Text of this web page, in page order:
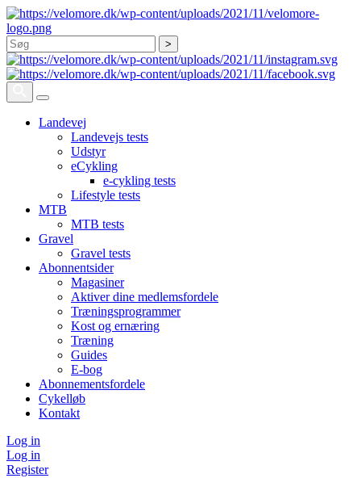
Søg
Landevej
Landevejs tests
Udstyr
eCykling
e-cykling tests
Lifestyle tests
MTB
MTB tests
Gravel
Gravel tests
Abonnentsider
Magasiner
Aktiver dine medlemsfordele
Træningsprogrammer
Kost og ernæring
Træning
Guides
E-bog
Abonnementsfordele
Cykelløb
Kontakt
Log in
Log in
Register